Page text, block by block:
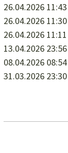
26.04.2026 11:43
26.04.2026 11:30
26.04.2026 11:11
13.04.2026 23:56
08.04.2026 08:54
31.03.2026 23:30